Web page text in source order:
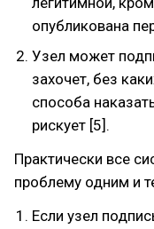
опубликована
Узел может
захочет, без
способа
рискует [5].
Практически все
проблему одним и
Если узел